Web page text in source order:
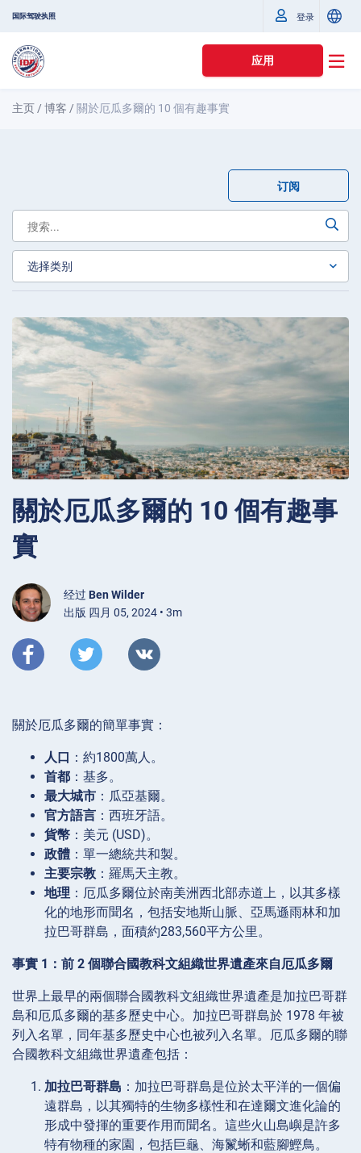
国际驾驶执照 登录
应用
主页 /博客 / 關於厄瓜多爾的 10 個有趣事實
订阅
關於厄瓜多爾的 10 個有趣事
實
经过 Ben Wilder
出版 四月 05, 2024 • 3m
關於厄瓜多爾的簡單事實：
人口 ：約1800萬人。
首都 ：基多。
最大城市 ：瓜亞基爾。
官方語言 ：西班牙語。
貨幣 ：美元 (USD)。
政體 ：單一總統共和製。
主要宗教 ：羅馬天主教。
地理 ：厄瓜多爾位於南美洲西北部赤道上，以其多樣
化的地形而聞名，包括安地斯山脈、亞馬遜雨林和加
拉巴哥群島，面積約283,560平方公里。
事實 1：前 2 個聯合國教科文組織世界遺產來自厄瓜多爾
世界上最早的兩個聯合國教科文組織世界遺產是加拉巴哥群
島和厄瓜多爾的基多歷史中心。加拉巴哥群島於 1978 年被
列入名單，同年基多歷史中心也被列入名單。厄瓜多爾的聯
合國教科文組織世界遺產包括：
加拉巴哥群島 ：加拉巴哥群島是位於太平洋的一個偏
遠群島，以其獨特的生物多樣性和在達爾文進化論的
形成中發揮的重要作用而聞名。這些火山島嶼是許多
特有物種的家園，包括巨龜、海鬣蜥和藍腳鰹鳥。